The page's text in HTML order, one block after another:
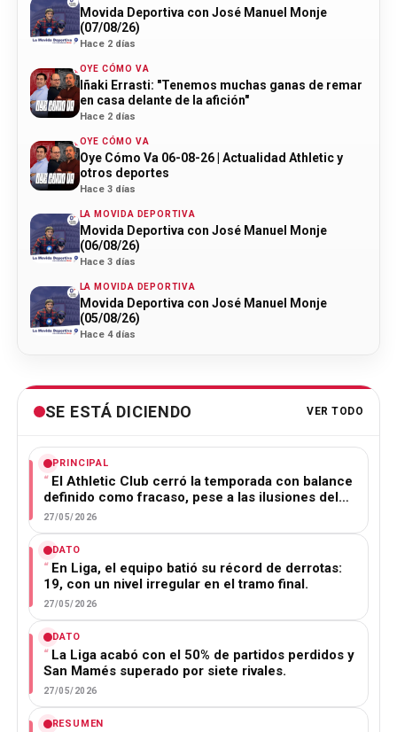
Movida Deportiva con José Manuel Monje
(07/08/26)
Hace 2 días
OYE CÓMO VA
Iñaki Errasti: "Tenemos muchas ganas de remar
en casa delante de la afición"
Hace 2 días
OYE CÓMO VA
Oye Cómo Va 06-08-26 | Actualidad Athletic y
otros deportes
Hace 3 días
LA MOVIDA DEPORTIVA
Movida Deportiva con José Manuel Monje
(06/08/26)
Hace 3 días
LA MOVIDA DEPORTIVA
Movida Deportiva con José Manuel Monje
(05/08/26)
Hace 4 días
SE ESTÁ DICIENDO VER TODO
PRINCIPAL
El Athletic Club cerró la temporada con balance
definido como fracaso, pese a las ilusiones del…
27/05/2026
DATO
En Liga, el equipo batió su récord de derrotas:
19, con un nivel irregular en el tramo final.
27/05/2026
DATO
La Liga acabó con el 50% de partidos perdidos y
San Mamés superado por siete rivales.
27/05/2026
RESUMEN